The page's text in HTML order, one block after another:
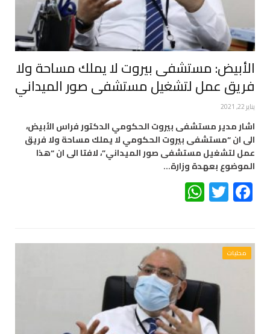
الأبيض: مستشفى بيروت لا يملك مساحة ولا
فريق عمل لتشغيل مستشفى صور الميداني
يناير 22, 2021
اشار مدير ​مستشفى بيروت الحكومي​ الدكتور ​فراس الأبيض​،
الى ان “مستشفى بيروت الحكومي لا يملك مساحة ولا فريق
عمل لتشغيل مستشفى صور الميداني”، لافتا الى ان “هذا
الموضوع بعهدة ​وزارة…
Facebook
Twitter
محليات